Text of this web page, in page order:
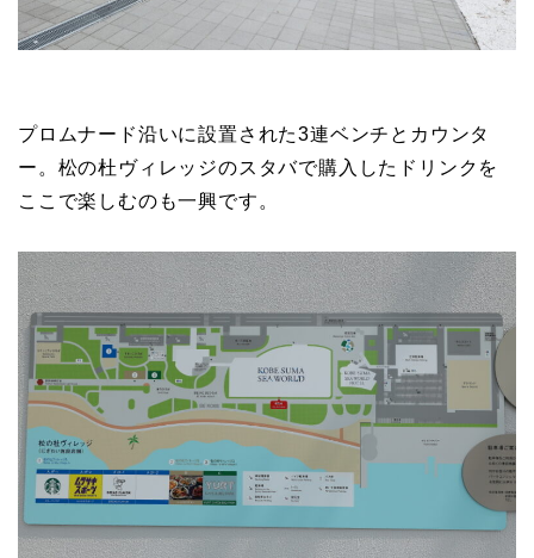
プロムナード沿いに設置された3連ベンチとカウンタ
ー。松の杜ヴィレッジのスタバで購入したドリンクを
ここで楽しむのも一興です。